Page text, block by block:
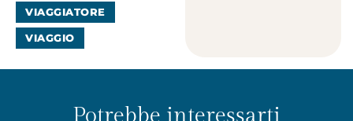
VIAGGIATORE
VIAGGIO
Potrebbe interessarti